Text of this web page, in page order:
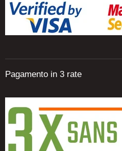
Pagamento in 3 rate